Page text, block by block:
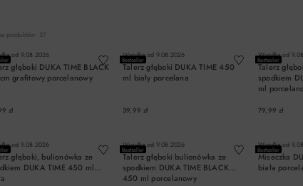
produktów: 37
od 9.08.2026
głęboki DUKA TIME BLACK
grafitowy porcelanowy
zł
Bestseller
Wysyłka od 9.08.2026
Talerz głęboki DUKA TIME 450
ml biały porcelana
39,99 zł
Bestseller
Wysyłka od
Talerz
spodkiem
ml
79,99 zł
od 9.08.2026
głęboki, bulionówka ze
DUKA TIME 450 ml
Bestseller
Wysyłka od 9.08.2026
Talerz głęboki bulionówka ze
spodkiem DUKA TIME BLACK
450 ml porcelanowy
Bestseller
Wysyłka od
Miseczka
biała